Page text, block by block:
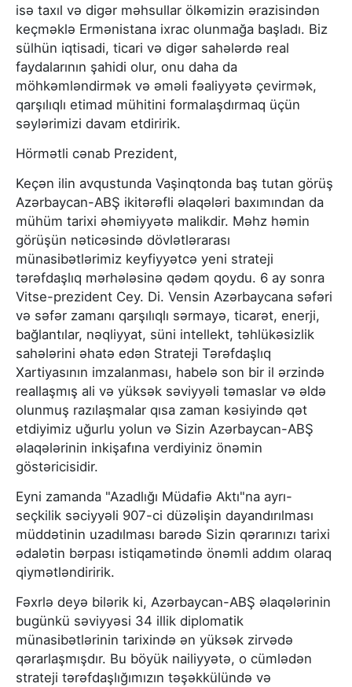
isə taxıl və digər məhsullar ölkəmizin ərazisindən
keçməklə Ermənistana ixrac olunmağa başladı. Biz
sülhün iqtisadi, ticari və digər sahələrdə real
faydalarının şahidi olur, onu daha da
möhkəmləndirmək və əməli fəaliyyətə çevirmək,
qarşılıqlı etimad mühitini formalaşdırmaq üçün
səylərimizi davam etdiririk.
Hörmətli cənab Prezident,
Keçən ilin avqustunda Vaşinqtonda baş tutan görüş
Azərbaycan-ABŞ ikitərəfli əlaqələri baxımından da
mühüm tarixi əhəmiyyətə malikdir. Məhz həmin
görüşün nəticəsində dövlətlərarası
münasibətlərimiz keyfiyyətcə yeni strateji
tərəfdaşlıq mərhələsinə qədəm qoydu. 6 ay sonra
Vitse-prezident Cey. Di. Vensin Azərbaycana səfəri
və səfər zamanı qarşılıqlı sərmayə, ticarət, enerji,
bağlantılar, nəqliyyat, süni intellekt, təhlükəsizlik
sahələrini əhatə edən Strateji Tərəfdaşlıq
Xartiyasının imzalanması, habelə son bir il ərzində
reallaşmış ali və yüksək səviyyəli təmaslar və əldə
olunmuş razılaşmalar qısa zaman kəsiyində qət
etdiyimiz uğurlu yolun və Sizin Azərbaycan-ABŞ
əlaqələrinin inkişafına verdiyiniz önəmin
göstəricisidir.
Eyni zamanda "Azadlığı Müdafiə Aktı"na ayrı-
seçkilik səciyyəli 907-ci düzəlişin dayandırılması
müddətinin uzadılması barədə Sizin qərarınızı tarixi
ədalətin bərpası istiqamətində önəmli addım olaraq
qiymətləndiririk.
Fəxrlə deyə bilərik ki, Azərbaycan-ABŞ əlaqələrinin
bugünkü səviyyəsi 34 illik diplomatik
münasibətlərinin tarixində ən yüksək zirvədə
qərarlaşmışdır. Bu böyük nailiyyətə, o cümlədən
strateji tərəfdaşlığımızın təşəkkülündə və